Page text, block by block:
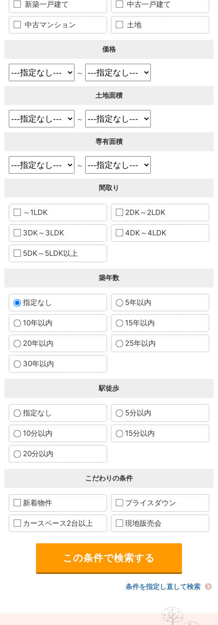
新築一戸建て 中古一戸建て
中古マンション 土地
価格
～
土地面積
～
専有面積
～
間取り
～1LDK 2DK～2LDK
3DK～3LDK 4DK～4LDK
5DK～5LDK以上
築年数
指定なし 5年以内
10年以内 15年以内
20年以内 25年以内
30年以内
駅徒歩
指定なし 5分以内
10分以内 15分以内
20分以内
こだわりの条件
新着物件 プライスダウン
カースペース2台以上 現地販売会
条件を指定し直して検索